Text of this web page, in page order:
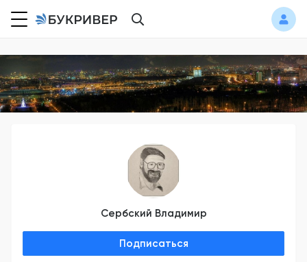
Сербский Владимир
Подписаться